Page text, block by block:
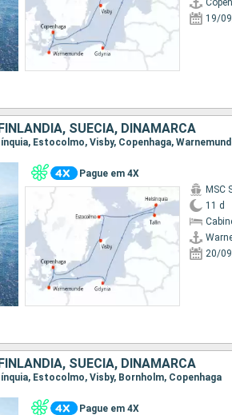
19/
SUÉCIA, DINAMARCA
Estocolmo, Visby, Copenhaga,
Pague em 4X
MSC
11 d
20/
SUÉCIA, DINAMARCA
Estocolmo, Visby, Bornholm, Copenhaga
Pague em 4X